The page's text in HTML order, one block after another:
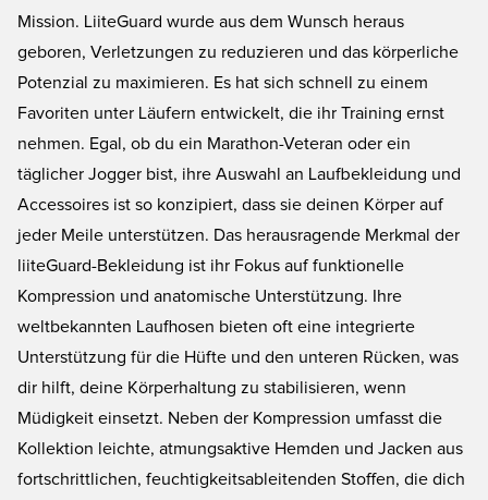
überwinde deine Grenzen.
Mission. LiiteGuard wurde aus dem Wunsch heraus
geboren, Verletzungen zu reduzieren und das körperliche
Potenzial zu maximieren. Es hat sich schnell zu einem
Favoriten unter Läufern entwickelt, die ihr Training ernst
nehmen. Egal, ob du ein Marathon-Veteran oder ein
täglicher Jogger bist, ihre Auswahl an Laufbekleidung und
Accessoires ist so konzipiert, dass sie deinen Körper auf
jeder Meile unterstützen. Das herausragende Merkmal der
liiteGuard-Bekleidung ist ihr Fokus auf funktionelle
Kompression und anatomische Unterstützung. Ihre
weltbekannten Laufhosen bieten oft eine integrierte
Unterstützung für die Hüfte und den unteren Rücken, was
dir hilft, deine Körperhaltung zu stabilisieren, wenn
Müdigkeit einsetzt. Neben der Kompression umfasst die
Kollektion leichte, atmungsaktive Hemden und Jacken aus
fortschrittlichen, feuchtigkeitsableitenden Stoffen, die dich